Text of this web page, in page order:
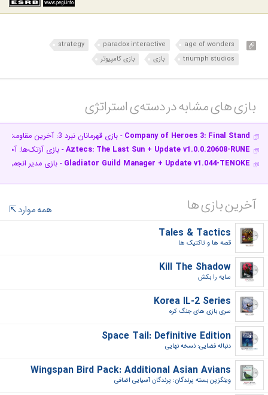
age of wonders
paradox interactive
strategy
triumph studios
بازی بازی کامپیوتر
بازی های مشابه در دسته‌ی‌ استراتژی‎
Company of Heroes 3: Final Stand - بازی قهرمانان نبرد 3: آخرین مقاومت
Aztecs: The Last Sun + Update v1.0.0.20608-RUNE- بازی آزتک‌ها:
Gladiator Guild Manager + Update v1.044-TENOKE - بازی مدیر انجمن
آخرین بازی ها
همه موارد
Tales & Tactics
قصه ها و تاکتیک ها‎
Kill The Shadow
سایه را بکش‎
Korea IL-2 Series
سری بازی های جنگ کره‎
Space Tail: Definitive Edition
دنباله فضایی: نسخه نهایی‎
Wingspan Bird Pack: Additional Asian Avians
وینگزپن بسته پرندگان: پرندگان آسیایی اضافی‎